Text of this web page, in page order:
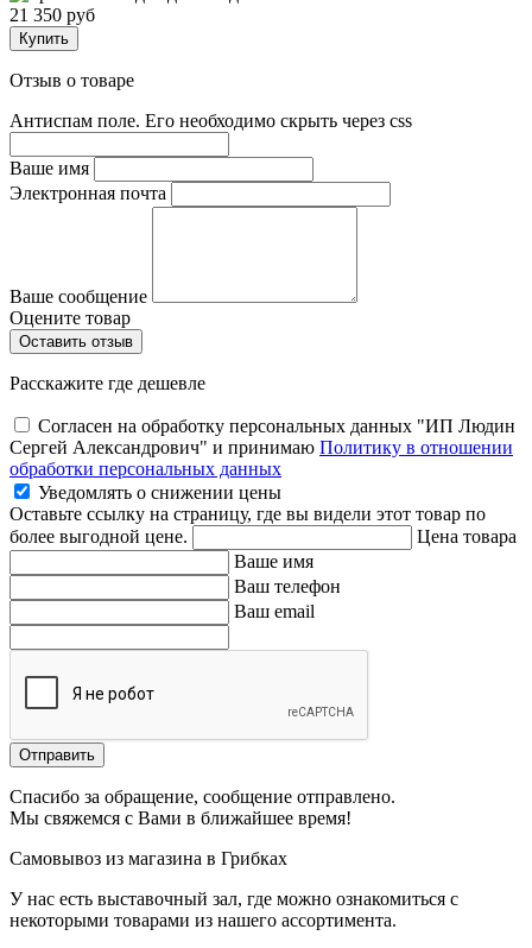
21 350 руб
Купить
Отзыв о товаре
Антиспам поле. Его необходимо скрыть через css
Ваше имя
Электронная почта
Ваше сообщение
Оцените товар
Расскажите где дешевле
Согласен на обработку персональных данных "ИП Людин
Сергей Александрович" и принимаю Политику в отношении
обработки персональных данных
Уведомлять о снижении цены
Оставьте ссылку на страницу, где вы видели этот товар по
более выгодной цене.
Цена товара
Ваше имя
Ваш телефон
Ваш email
Отправить
Спасибо за обращение, сообщение отправлено.
Мы свяжемся с Вами в ближайшее время!
Самовывоз из магазина в Грибках
У нас есть выставочный зал, где можно ознакомиться с
некоторыми товарами из нашего ассортимента.